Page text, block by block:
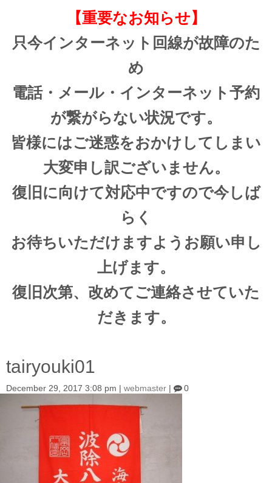
【重要なお知らせ】
只今インターネット回線が故障のた
め
電話・メール・インターネット予約
が繋がらない状況です。
皆様にはご迷惑をおかけしてしまい
大変申し訳ございません。
復旧に向けて対応中ですので今しば
らく
お待ちいただけますようお願い申し
上げます。
復旧次第、改めてご連絡させていた
だきます。
tairyouki01
December 29, 2017 3:08 pm | webmaster | 0